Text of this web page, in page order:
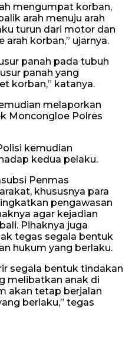
mengumpat korban,
arah menuju arah
turun dari motor dan
korban,” ujarnya.
panah pada tubuh
panah yang
korban,” katanya.
melaporkan
Moncongloe Polres
kemudian
kedua pelaku.
Penmas
khususnya para
pengawasan
agar kejadian
Pihaknya juga
tegas segala bentuk
hukum yang berlaku.
segala bentuk tindakan
melibatkan anak di
akan tetap berjalan
berlaku,” tegas